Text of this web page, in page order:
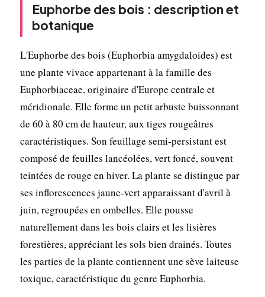
Euphorbe des bois : description et
botanique
L'Euphorbe des bois (Euphorbia amygdaloides) est
une plante vivace appartenant à la famille des
Euphorbiaceae, originaire d'Europe centrale et
méridionale. Elle forme un petit arbuste buissonnant
de 60 à 80 cm de hauteur, aux tiges rougeâtres
caractéristiques. Son feuillage semi-persistant est
composé de feuilles lancéolées, vert foncé, souvent
teintées de rouge en hiver. La plante se distingue par
ses inflorescences jaune-vert apparaissant d'avril à
juin, regroupées en ombelles. Elle pousse
naturellement dans les bois clairs et les lisières
forestières, appréciant les sols bien drainés. Toutes
les parties de la plante contiennent une sève laiteuse
toxique, caractéristique du genre Euphorbia.